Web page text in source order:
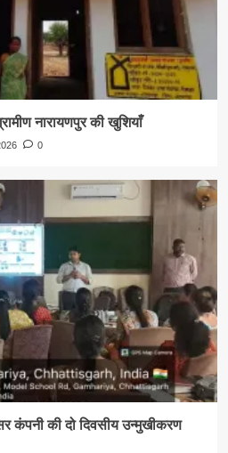
नारायणपुर की खुशियाँ
0
कंपनी की दो दिवसीय उन्मुखीकरण